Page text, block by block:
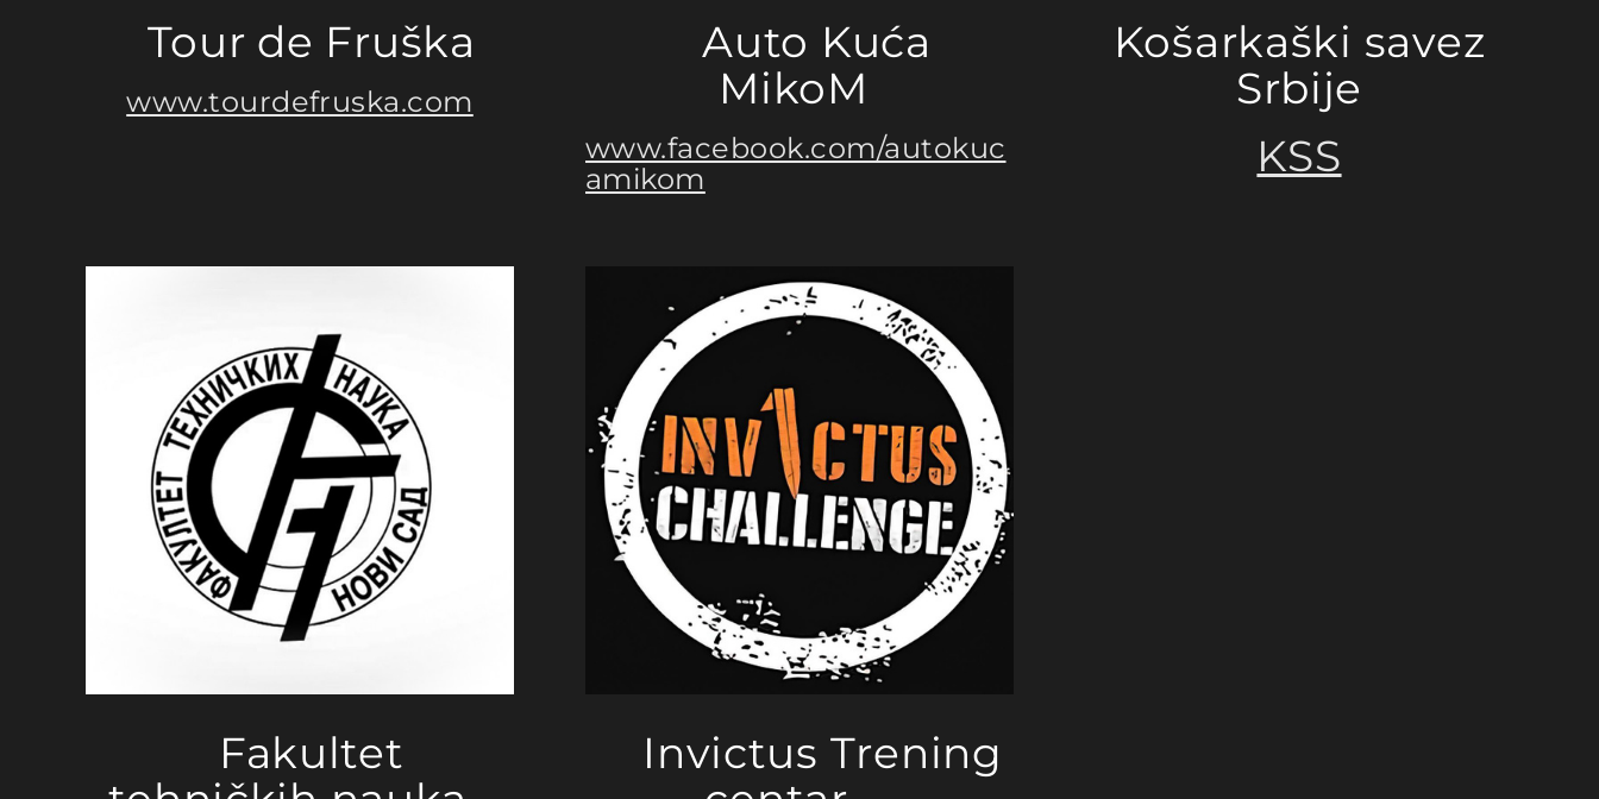
Tour de Fruška
www.tourdefruska.com
Auto Kuća
MikoM
www.facebook.com/autokuc
amikom
Košarkaški savez
Srbije
KSS
Fakultet
Invictus Trening